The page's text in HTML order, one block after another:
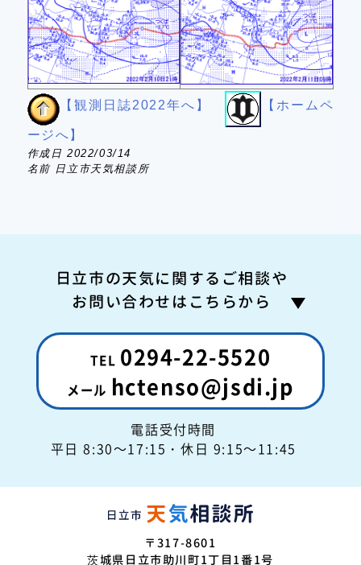
【観測日誌2022年へ】 【ホームペ
ージへ】
作成日 2022/03/14
名前 日立市天気相談所
日立市の天気に関するご相談や
お問い合わせはこちらから
0294-22-5520
hctenso@jsdi.jp
電話受付時間
平日 8:30～17:15 ・休日 9:15～11:45
〒317-8601
茨城県日立市助川町1丁目1番1号